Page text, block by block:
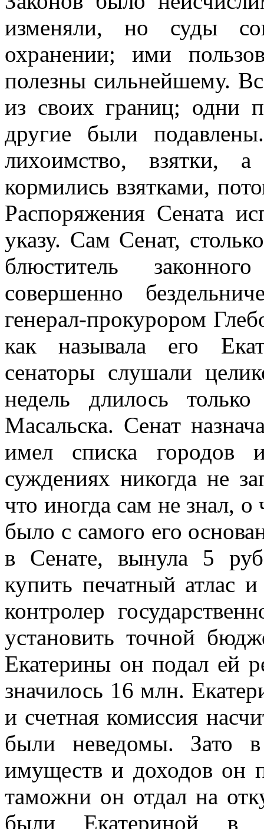
изменяли, но суды
охранении; ими
полезны сильнейшему.
из своих границ; одни
другие были
лихоимство, взятки,
кормились взятками,
Распоряжения Сената
указу. Сам Сенат,
блюститель
совершенно
генерал-прокурором
как называла его
сенаторы слушали
недель длилось
Масальска. Сенат
имел списка
суждениях никогда не
что иногда сам не знал,
было с самого его
в Сенате, вынула 5
купить печатный атлас
контролер
установить точной
Екатерины он подал ей
значилось 16 млн.
и счетная комиссия
были неведомы. Зато в
имуществ и доходов он
таможни он отдал на
были Екатериной в